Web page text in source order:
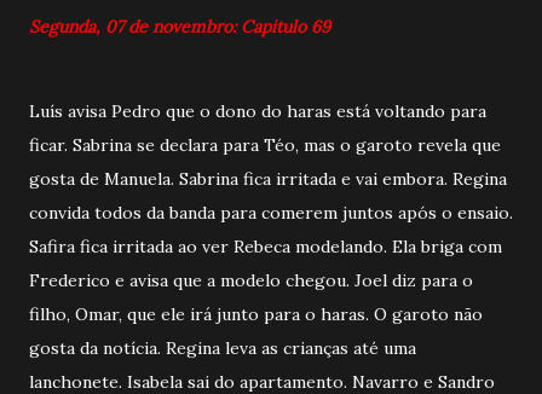
Segunda, 07 de novembro: Capitulo 69
Luís avisa Pedro que o dono do haras está voltando para
ficar. Sabrina se declara para Téo, mas o garoto revela que
gosta de Manuela. Sabrina fica irritada e vai embora. Regina
convida todos da banda para comerem juntos após o ensaio.
Safira fica irritada ao ver Rebeca modelando. Ela briga com
Frederico e avisa que a modelo chegou. Joel diz para o
filho, Omar, que ele irá junto para o haras. O garoto não
gosta da notícia. Regina leva as crianças até uma
lanchonete. Isabela sai do apartamento. Navarro e Sandro